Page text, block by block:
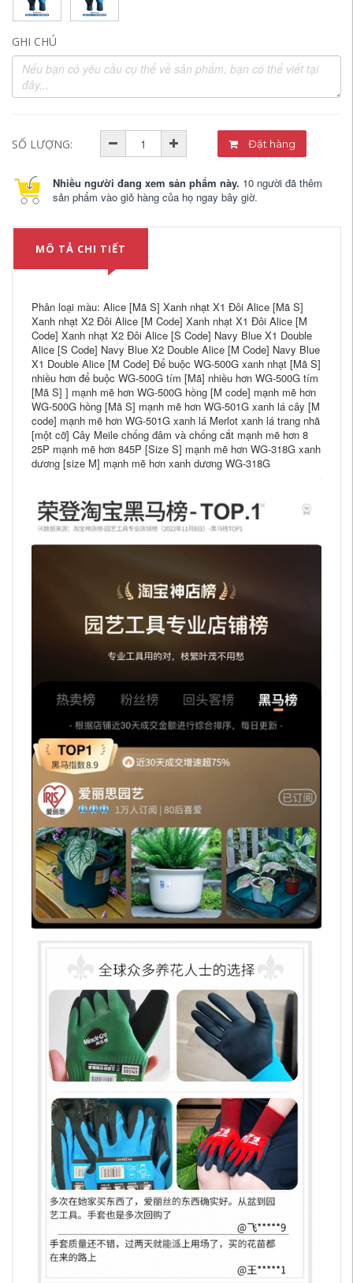
GHI CHÚ
SỐ LƯỢNG: Đặt hàng
Nhiều người đang xem sản phẩm này. 10 người đã thêm
sản phẩm vào giỏ hàng của họ ngay bây giờ.
MÔ TẢ CHI TIẾT
Phân loại màu: Alice [Mã S] Xanh nhạt X1 Đôi Alice [Mã S]
Xanh nhạt X2 Đôi Alice [M Code] Xanh nhạt X1 Đôi Alice [M
Code] Xanh nhạt X2 Đôi Alice [S Code] Navy Blue X1 Double
Alice [S Code] Navy Blue X2 Double Alice [M Code] Navy Blue
X1 Double Alice [M Code] Để buộc WG-500G xanh nhạt [Mã S]
nhiều hơn để buộc WG-500G tím [Mã] nhiều hơn WG-500G tím
[Mã S] ] mạnh mẽ hơn WG-500G hồng [M code] mạnh mẽ hơn
WG-500G hồng [Mã S] mạnh mẽ hơn WG-501G xanh lá cây [M
code] mạnh mẽ hơn WG-501G xanh lá Merlot xanh lá trang nhã
[một cỡ] Cây Meile chống đâm và chống cắt mạnh mẽ hơn 8
25P mạnh mẽ hơn 845P [Size S] mạnh mẽ hơn WG-318G xanh
dương [size M] mạnh mẽ hơn xanh dương WG-318G